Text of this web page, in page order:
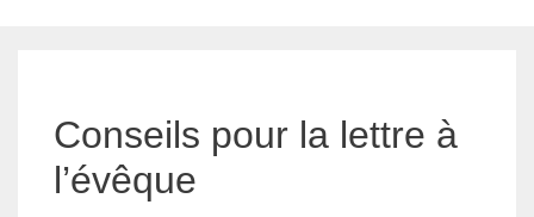
Conseils pour la lettre à
l’évêque